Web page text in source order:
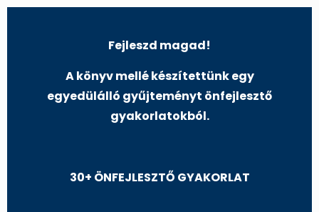
Fejleszd magad!
A könyv mellé készítettünk egy
egyedülálló gyűjteményt önfejlesztő
gyakorlatokból.
30+ ÖNFEJLESZTŐ GYAKORLAT